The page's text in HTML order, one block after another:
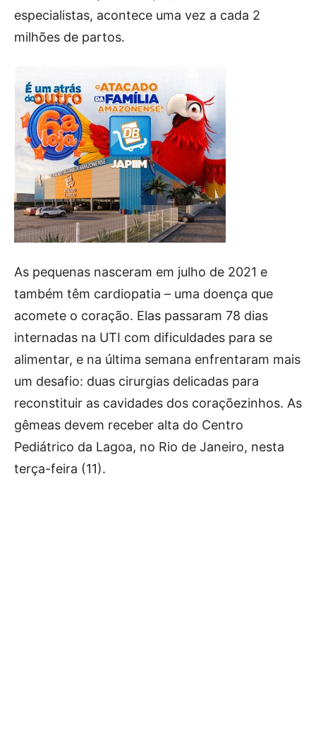
especialistas, acontece uma vez a cada 2
milhões de partos.
As pequenas nasceram em julho de 2021 e
também têm cardiopatia – uma doença que
acomete o coração. Elas passaram 78 dias
internadas na UTI com dificuldades para se
alimentar, e na última semana enfrentaram mais
um desafio: duas cirurgias delicadas para
reconstituir as cavidades dos coraçõezinhos. As
gêmeas devem receber alta do Centro
Pediátrico da Lagoa, no Rio de Janeiro, nesta
terça-feira (11).